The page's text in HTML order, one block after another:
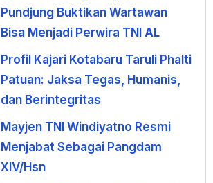
Pundjung Buktikan Wartawan
Bisa Menjadi Perwira TNI AL
Profil Kajari Kotabaru Taruli Phalti
Patuan: Jaksa Tegas, Humanis,
dan Berintegritas
Mayjen TNI Windiyatno Resmi
Menjabat Sebagai Pangdam
XIV/Hsn